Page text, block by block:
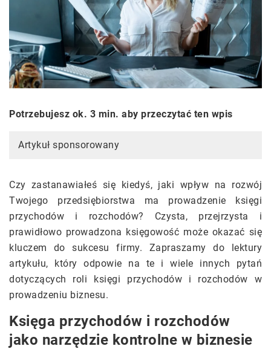
Potrzebujesz ok. 3 min. aby przeczytać ten wpis
Artykuł sponsorowany
Czy zastanawiałeś się kiedyś, jaki wpływ na rozwój
Twojego przedsiębiorstwa ma prowadzenie księgi
przychodów i rozchodów? Czysta, przejrzysta i
prawidłowo prowadzona księgowość może okazać się
kluczem do sukcesu firmy. Zapraszamy do lektury
artykułu, który odpowie na te i wiele innych pytań
dotyczących roli księgi przychodów i rozchodów w
prowadzeniu biznesu.
Księga przychodów i rozchodów
jako narzędzie kontrolne w biznesie